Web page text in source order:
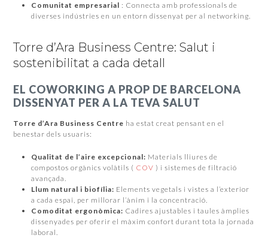
Comunitat empresarial : Connecta amb professionals de
diverses indústries en un entorn dissenyat per al networking.
Torre d’Ara Business Centre: Salut i
sostenibilitat a cada detall
EL COWORKING A PROP DE BARCELONA
DISSENYAT PER A LA TEVA SALUT
Torre d’Ara Business Centre ha estat creat pensant en el
benestar dels usuaris:
Qualitat de l’aire excepcional: Materials lliures de
compostos orgànics volàtils ( COV ) i sistemes de filtració
avançada.
Llum natural i biofília: Elements vegetals i vistes a l’exterior
a cada espai, per millorar l’ànim i la concentració.
Comoditat ergonòmica: Cadires ajustables i taules àmplies
dissenyades per oferir el màxim confort durant tota la jornada
laboral.